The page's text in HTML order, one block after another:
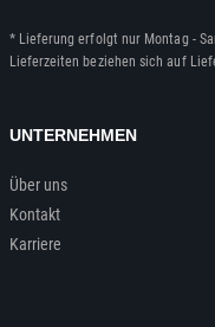
* Lieferung erfolgt nur Montag -
Lieferzeiten beziehen sich auf
UNTERNEHMEN
Über uns
Kontakt
Karriere